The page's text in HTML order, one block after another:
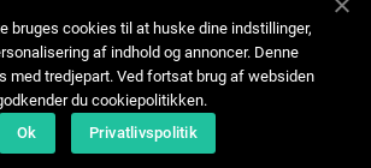
Contact
Sitemap
bruges cookies til at huske dine indstillinger,
af indhold og annoncer. Denne
med tredjepart. Ved fortsat brug af websiden
du cookiepolitikken.
Ok
Privatlivspolitik